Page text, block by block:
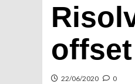
22/06/2020 0